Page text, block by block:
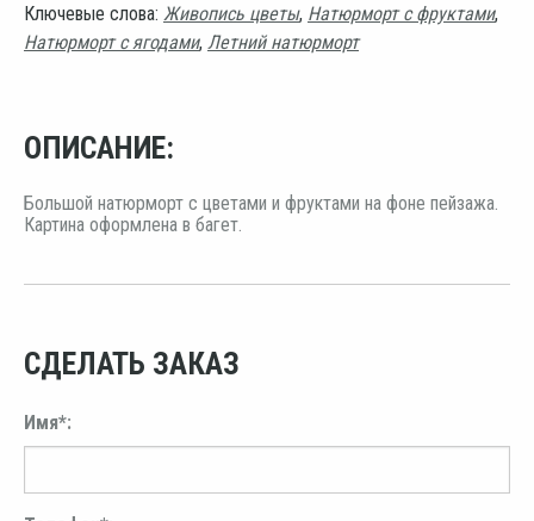
Ключевые слова: Живопись цветы, Натюрморт с фруктами,
Натюрморт с ягодами, Летний натюрморт
ОПИСАНИЕ:
Большой натюрморт с цветами и фруктами на фоне пейзажа.
Картина оформлена в багет.
СДЕЛАТЬ ЗАКАЗ
Имя*: